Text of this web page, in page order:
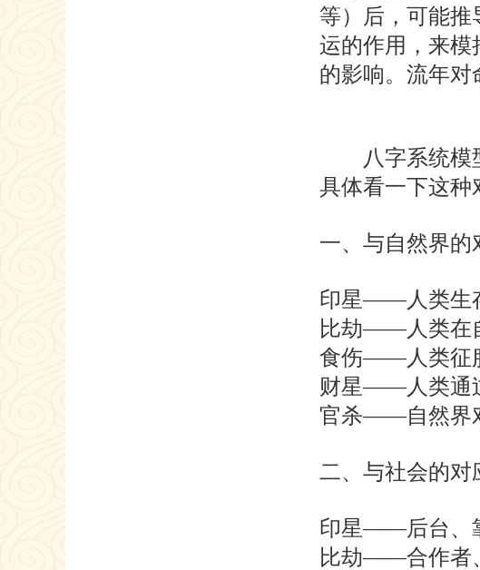
等）后，可能
运的作用，来模
的影响。流年对
八字系统模型
具体看一下这种
一、与自然界的
印星——人类生
比劫——人类在
食伤——人类征
财星——人类通
官杀——自然界
二、与社会的对
印星——后台、
比劫——合作者